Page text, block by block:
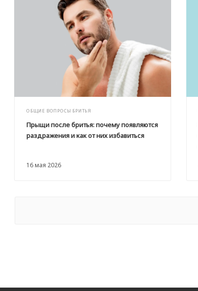
ОБЩИЕ ВОПРОСЫ БРИТЬЯ
16 мая 2026
Прыщи после бритья: почему появляются
раздражения и как от них избавиться